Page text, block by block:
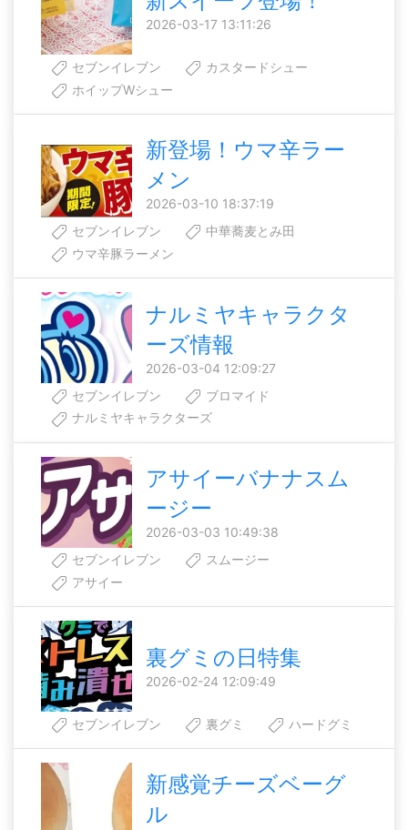
2026-03-17 13:11:26
セブンイレブン
カスタードシュー
ホイップWシュー
新登場！ウマ辛ラー
メン
2026-03-10 18:37:19
セブンイレブン
中華蕎麦とみ田
ウマ辛豚ラーメン
ナルミヤキャラクタ
ーズ情報
2026-03-04 12:09:27
セブンイレブン
ブロマイド
ナルミヤキャラクターズ
アサイーバナナスム
ージー
2026-03-03 10:49:38
セブンイレブン
スムージー
アサイー
裏グミの日特集
2026-02-24 12:09:49
セブンイレブン 裏グミ ハードグミ
新感覚チーズベーグ
ル